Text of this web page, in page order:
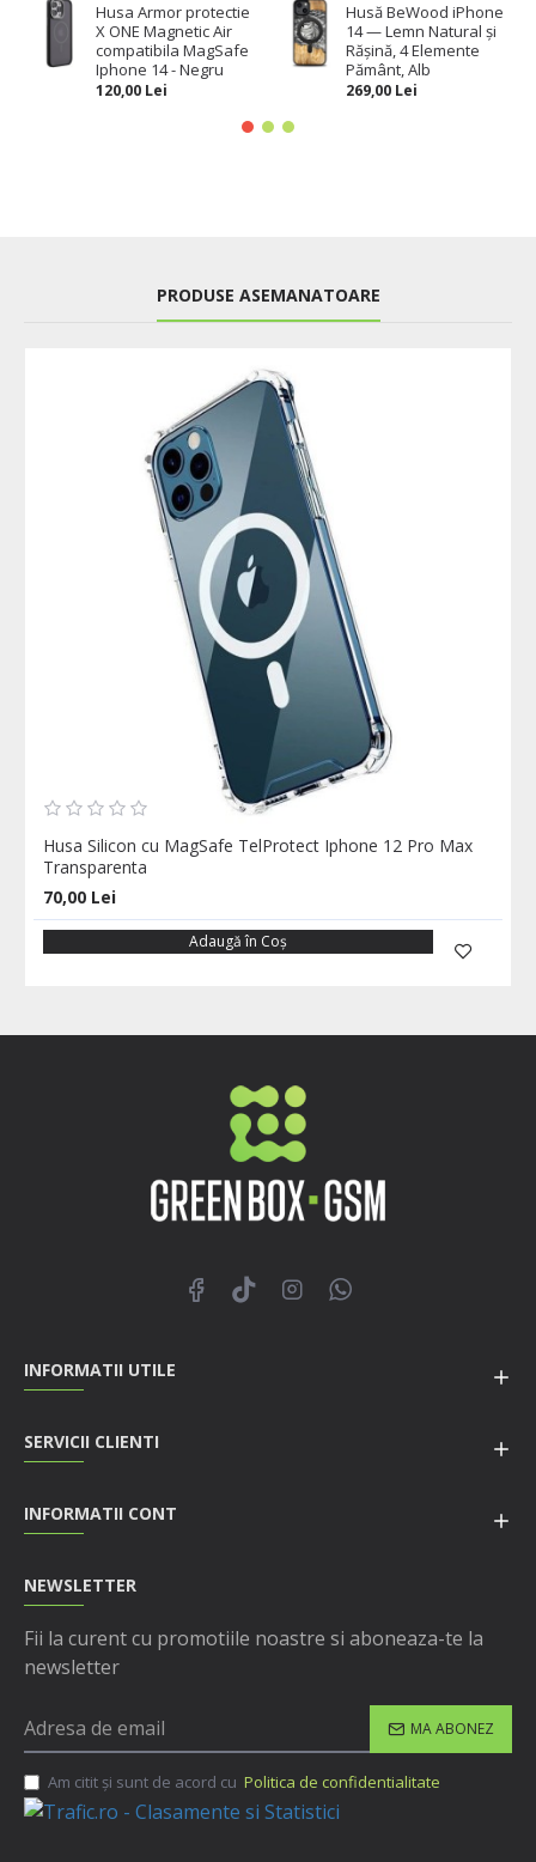
Husa Armor protectie
X ONE Magnetic Air
compatibila MagSafe
Iphone 14 - Negru
120,00 Lei
Husă BeWood iPhone
14 — Lemn Natural și
Rășină, 4 Elemente
Pământ, Alb
269,00 Lei
PRODUSE ASEMANATOARE
Husa Silicon cu MagSafe TelProtect Iphone 12 Pro Max
Transparenta
70,00 Lei
Adaugă în Coş
INFORMATII UTILE
SERVICII CLIENTI
INFORMATII CONT
NEWSLETTER
Fii la curent cu promotiile noastre si aboneaza-te la
newsletter
MA ABONEZ
Am citit şi sunt de acord cu Politica de confidentialitate